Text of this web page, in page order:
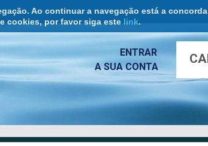
Ao continuar a navegação está a
cookies, por favor siga este link.
ENTRAR
A SUA CONTA